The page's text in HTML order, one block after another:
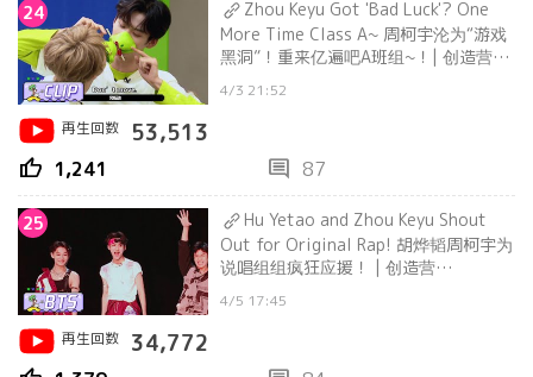
24
Zhou Keyu Got 'Bad Luck'? One
More Time Class A~ 周柯宇沦为“游戏
黑洞”！重来亿遍吧A班组~！| 创造营
4/3 21:52
再生回数
53,513
thumb_up 1,241 comment 87
25
Hu Yetao and Zhou Keyu Shout
Out for Original Rap! 胡烨韬周柯宇为
说唱组组疯狂应援！ | 创造营
4/5 17:45
再生回数
34,772